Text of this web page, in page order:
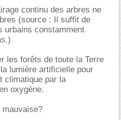
continu des arbres ne
(source : Il suffit de
urbains constamment
les forêts de toute la Terre
lumière artificielle pour
climatique par la
oxygène.
mauvaise?